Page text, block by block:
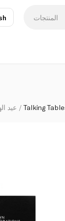
المنتجات
6
عيد Talking